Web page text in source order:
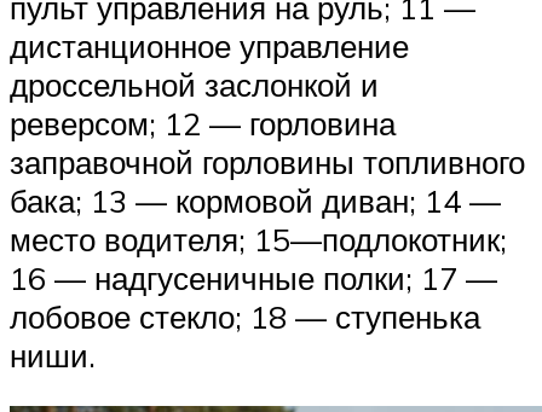
пульт управления на руль; 11 —
дистанционное управление
дроссельной заслонкой и
реверсом; 12 — горловина
заправочной горловины топливного
бака; 13 — кормовой диван; 14 —
место водителя; 15—подлокотник;
16 — надгусеничные полки; 17 —
лобовое стекло; 18 — ступенька
ниши.